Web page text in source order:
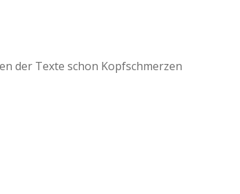
der Texte schon Kopfschmerzen